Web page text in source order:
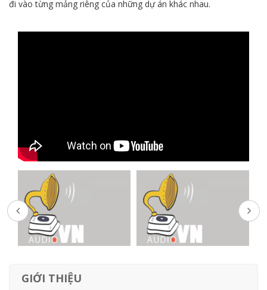
đi vào từng mảng riêng của những dự án khác nhau.
GIỚI THIỆU